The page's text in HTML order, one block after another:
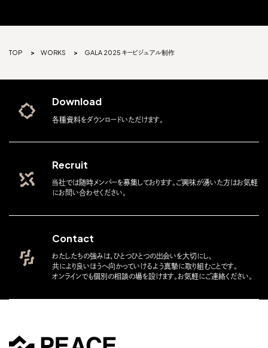
TOP WORKS GALA 2025 キービジュアル制作
Download
各種資料をダウンロードいただけます。
Recruit
当社では随時メンバーを募集しております。ご興味が湧いた方はお気軽
にお問い合わせください。
Contact
わたしたちの強みは、ひとつひとつの出会いを大切にし、
共により良いほうへ向かっていけるよう真摯に取り組むことです。
オンラインでも個別の相談の場を設けます。お気軽にご連絡ください。